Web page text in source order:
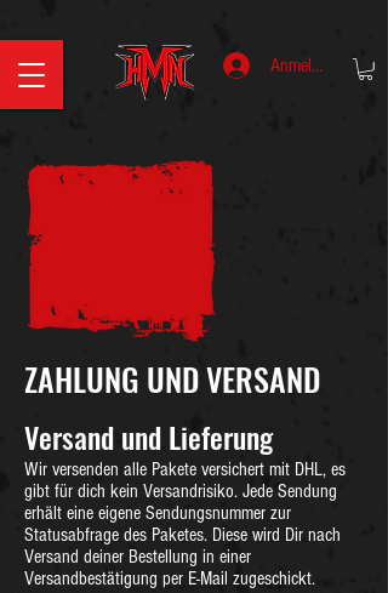
Anmelden
ZAHLUNG UND VERSAND
Versand und Lieferung
Wir versenden alle Pakete versichert mit DHL, es
gibt für dich kein Versandrisiko. Jede Sendung
erhält eine eigene Sendungsnummer zur
Statusabfrage des Paketes. Diese wird Dir nach
Versand deiner Bestellung in einer
Versandbestätigung per E-Mail zugeschickt.